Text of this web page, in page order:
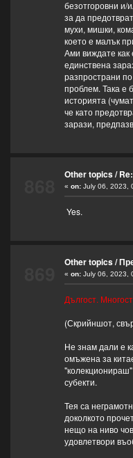
безотгоровни и/
за да
мухи, мишки,
което е малък
Ами виждате
единствена
разпространи
проблем. Така е
историята
че като
зарази,
Other topics/
« on:July 06, 2023,
Yes.
Other topics/
« on:July 06, 2023,
Дългост.
(Скрийншот,
Не знам дали е
омъжена за
"колекционираш"
субекти.
Тея са
доколкото
нещо на ниво
удовлетвори